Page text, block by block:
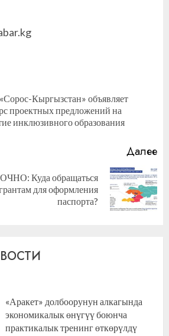
Кыргызстан» объявляет
проектных предложений на
инклюзивного образования
Далее
Куда обращаться
для оформления
паспорта?
«Аракет» долбоорунун алкагында
экономикалык өнүгүү боюнча
практикалык тренинг өткөрүлдү